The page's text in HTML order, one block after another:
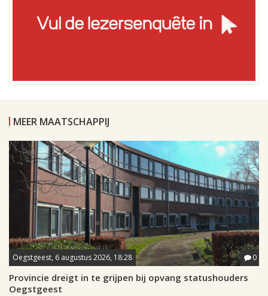
MEER MAATSCHAPPIJ
Oegstgeest, 6 augustus 2026, 18:28 0
Provincie dreigt in te grijpen bij opvang statushouders
Oegstgeest